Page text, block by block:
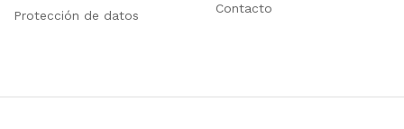
Protección de datos
Contacto